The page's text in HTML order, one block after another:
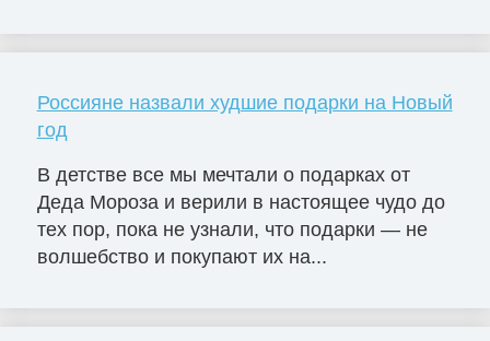
Россияне назвали худшие подарки на Новый
год
В детстве все мы мечтали о подарках от
Деда Мороза и верили в настоящее чудо до
тех пор, пока не узнали, что подарки — не
волшебство и покупают их на...